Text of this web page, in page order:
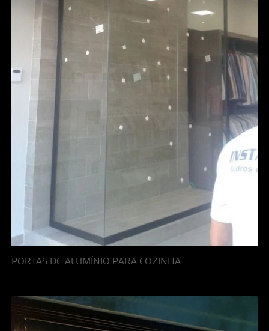
PORTAS DE ALUMÍNIO PARA COZINHA